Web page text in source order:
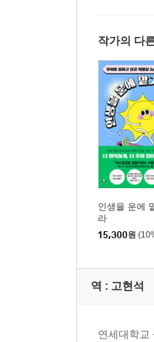
작가의 다
인생을 운에
라
15,300원
역 : 고현석
연세대학교